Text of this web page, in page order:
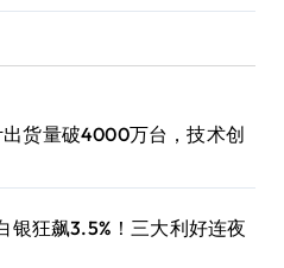
货量破4000万台，技术创
狂飙3.5%！三大利好连夜